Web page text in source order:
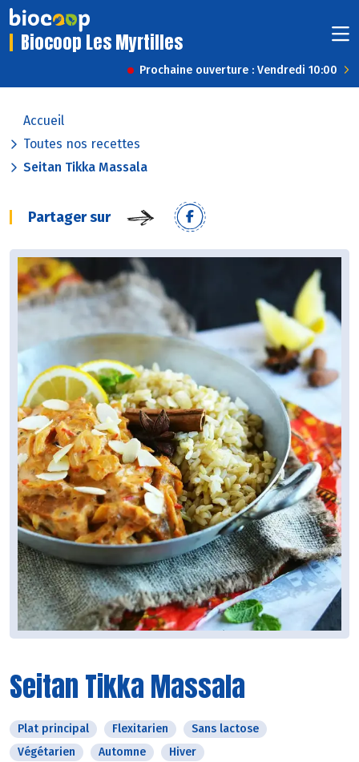
Biocoop Les Myrtilles
Prochaine ouverture : Vendredi 10:00
Accueil
Toutes nos recettes
Seitan Tikka Massala
Partager sur
Seitan Tikka Massala
Plat principal Flexitarien
Sans lactose
Végétarien
Automne Hiver